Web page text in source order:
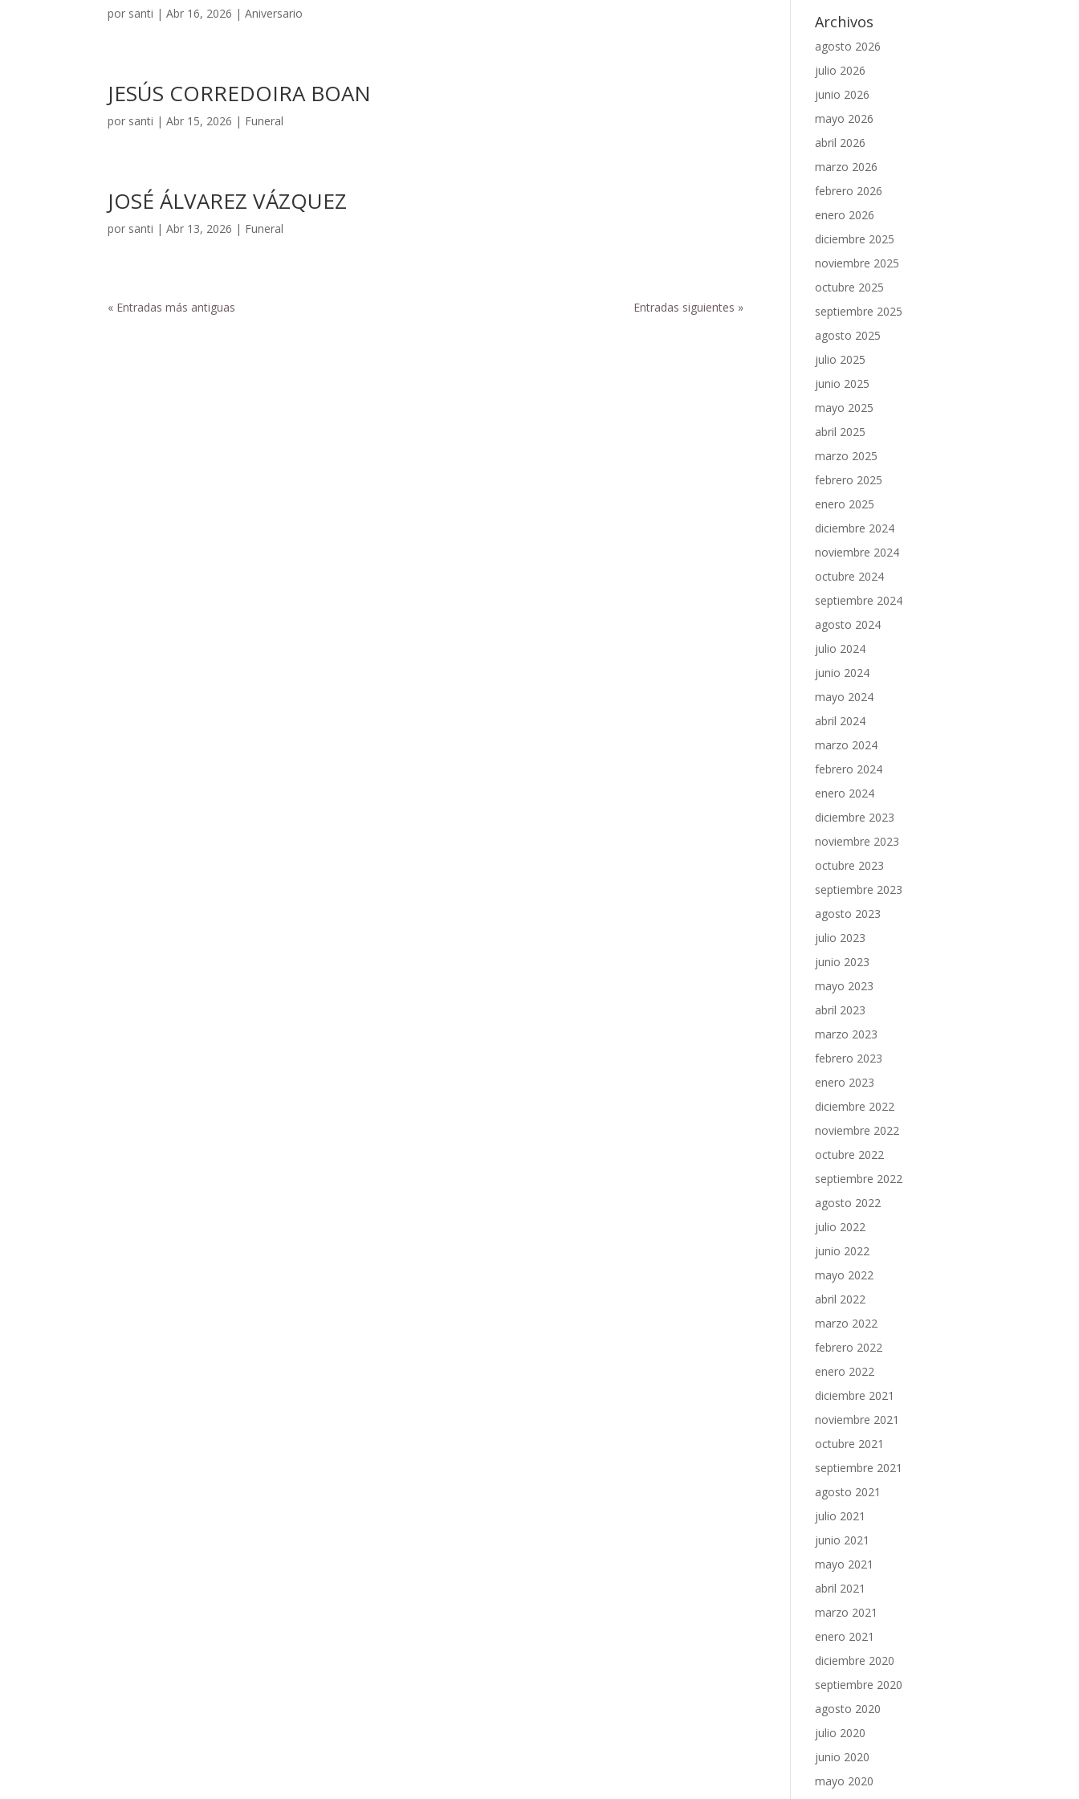
por santi |Abr 16, 2026 |Aniversario
JESÚS CORREDOIRA BOAN
por santi |Abr 15, 2026 | Funeral
JOSÉ ÁLVAREZ VÁZQUEZ
por santi |Abr 13, 2026 | Funeral
« Entradas más antiguas Entradas siguientes »
Archivos
agosto 2026
julio 2026
junio 2026
mayo 2026
abril 2026
marzo 2026
febrero 2026
enero 2026
diciembre 2025
noviembre 2025
octubre 2025
septiembre 2025
agosto 2025
julio 2025
junio 2025
mayo 2025
abril 2025
marzo 2025
febrero 2025
enero 2025
diciembre 2024
noviembre 2024
octubre 2024
septiembre 2024
agosto 2024
julio 2024
junio 2024
mayo 2024
abril 2024
marzo 2024
febrero 2024
enero 2024
diciembre 2023
noviembre 2023
octubre 2023
septiembre 2023
agosto 2023
julio 2023
junio 2023
mayo 2023
abril 2023
marzo 2023
febrero 2023
enero 2023
diciembre 2022
noviembre 2022
octubre 2022
septiembre 2022
agosto 2022
julio 2022
junio 2022
mayo 2022
abril 2022
marzo 2022
febrero 2022
enero 2022
diciembre 2021
noviembre 2021
octubre 2021
septiembre 2021
agosto 2021
julio 2021
junio 2021
mayo 2021
abril 2021
marzo 2021
enero 2021
diciembre 2020
septiembre 2020
agosto 2020
julio 2020
junio 2020
mayo 2020